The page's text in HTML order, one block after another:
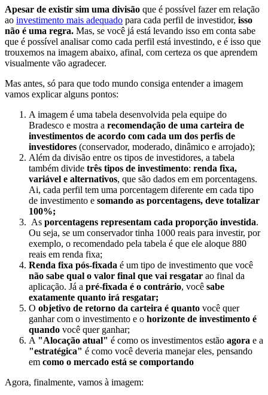
Apesar de existir sim uma divisão que é possível fazer em relação
ao investimento mais adequado para cada perfil de investidor, isso
não é uma regra. Mas, se você já está levando isso em conta sabe
que é possível analisar como cada perfil está investindo, e é isso que
trouxemos na imagem abaixo, afinal, com certeza os que aprendem
visualmente vão agradecer.
Mas antes, só para que todo mundo consiga entender a imagem
vamos explicar alguns pontos:
A imagem é uma tabela desenvolvida pela equipe do
Bradesco e mostra a recomendação de uma carteira de
investimentos de acordo com cada um dos perfis de
investidores (conservador, moderado, dinâmico e arrojado);
Além da divisão entre os tipos de investidores, a tabela
também divide três tipos de investimento: renda fixa,
variável e alternativos, que são dados em em porcentagens.
Ai, cada perfil tem uma porcentagem diferente em cada tipo
de investimento e somando as porcentagens, deve totalizar
100%;
As porcentagens representam cada proporção investida.
Ou seja, se um conservador tinha 1000 reais para investir, por
exemplo, o recomendado pela tabela é que ele aloque 880
reais em renda fixa;
Renda fixa pós-fixada é um tipo de investimento que você
não sabe qual o valor final que vai resgatar ao final da
aplicação. Já a pré-fixada é o contrário, você sabe
exatamente quanto irá resgatar;
O objetivo de retorno da carteira é quanto você quer
ganhar com o investimento e o horizonte de investimento é
quando você quer ganhar;
A "Alocação atual" é como os investimentos estão agora e a
"estratégica" é como você deveria manejar eles, pensando
em como o mercado está se comportando
Agora, finalmente, vamos à imagem: